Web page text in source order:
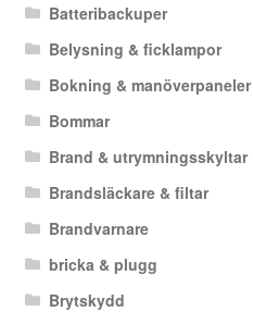
Batteribackuper
Belysning & ficklampor
Bokning & manöverpaneler
Bommar
Brand & utrymningsskyltar
Brandsläckare & filtar
Brandvarnare
bricka & plugg
Brytskydd